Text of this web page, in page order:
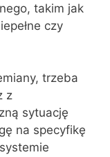
takim jak
czy
trzeba
z
sytuację
na specyfikę